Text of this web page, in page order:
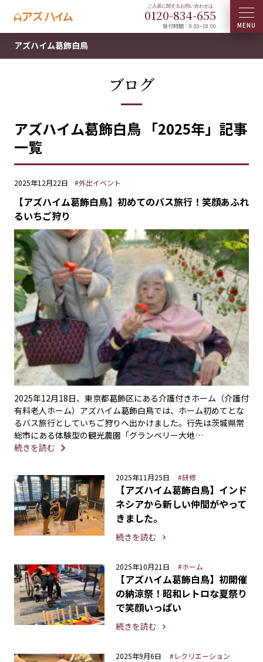
0120-834-655
受付時間：9:00~18:00
アズハイム葛飾白鳥
ブログ
アズハイム葛飾白鳥 「2025年」記事
一覧
2025年12月22日 #外出イベント
【アズハイム葛飾白鳥】初めてのバス旅行！笑顔あふれ
るいちご狩り
2025年12月18日、東京都葛飾区にある介護付きホーム（介護付
有料老人ホーム）アズハイム葛飾白鳥では、ホーム初めてとな
るバス旅行としていちご狩りへ出かけました。行先は茨城県常
総市にある体験型の観光農園「グランベリー大地…
続きを読む
2025年11月25日 #研修
【アズハイム葛飾白鳥】インド
ネシアから新しい仲間がやって
きました。
続きを読む
2025年10月21日 #ホーム
【アズハイム葛飾白鳥】初開催
の納涼祭！昭和レトロな夏祭り
で笑顔いっぱい
続きを読む
2025年9月6日 #レクリエーション